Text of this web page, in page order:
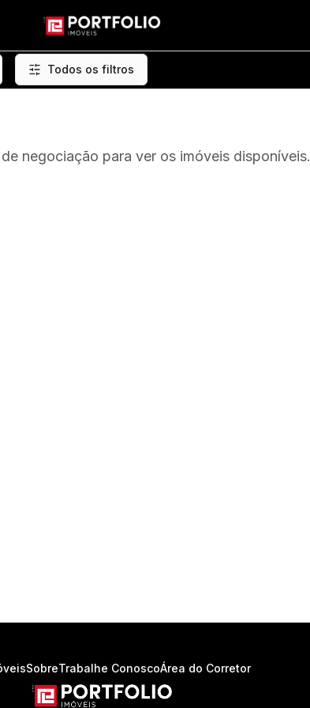
Todos os filtros
negociação para ver os imóveis disponíveis.
SobreTrabalhe ConoscoÁrea do Corretor